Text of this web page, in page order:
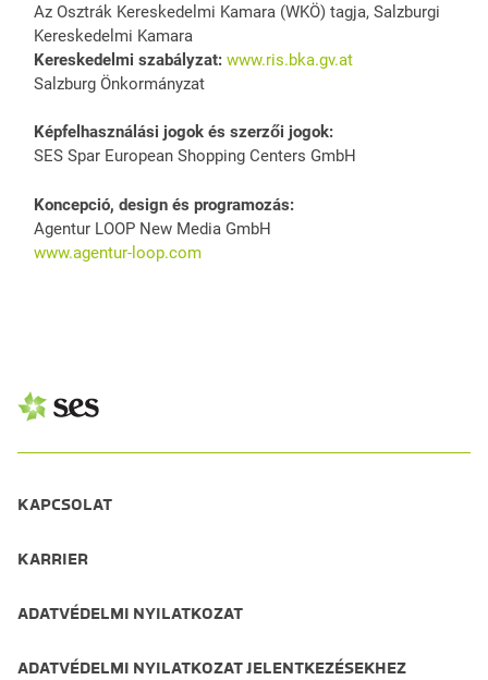
Az Osztrák Kereskedelmi Kamara (WKÖ) tagja, Salzburgi
Kereskedelmi Kamara
Kereskedelmi szabályzat: www.ris.bka.gv.at
Salzburg Önkormányzat
Képfelhasználási jogok és szerzői jogok:
SES Spar European Shopping Centers GmbH
Koncepció, design és programozás:
Agentur LOOP New Media GmbH
www.agentur-loop.com
KAPCSOLAT
KARRIER
ADATVÉDELMI NYILATKOZAT
ADATVÉDELMI NYILATKOZAT JELENTKEZÉSEKHEZ